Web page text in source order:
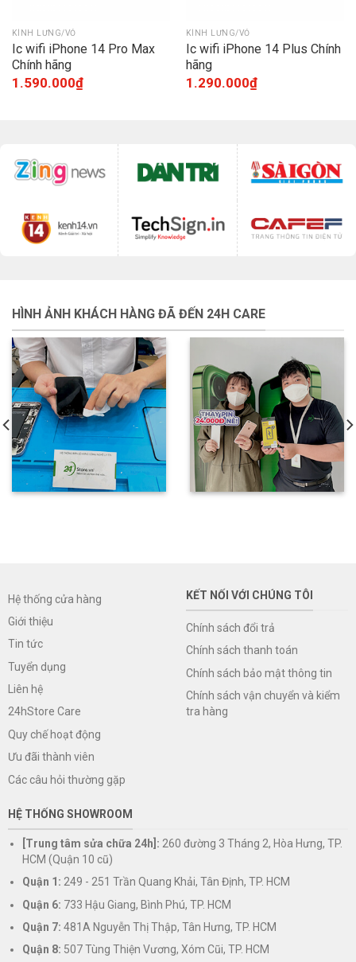
KÍNH LƯNG/VỎ
Ic wifi iPhone 14 Pro Max
Chính hãng
1.590.000₫
KÍNH LƯNG/VỎ
Ic wifi iPhone 14 Plus Chính
hãng
1.290.000₫
HÌNH ẢNH KHÁCH HÀNG ĐÃ ĐẾN 24H CARE
Hệ thống cửa hàng
Giới thiệu
Tin tức
Tuyển dụng
Liên hệ
24hStore Care
Quy chế hoạt động
Ưu đãi thành viên
Các câu hỏi thường gặp
KẾT NỐI VỚI CHÚNG TÔI
Chính sách đổi trả
Chính sách thanh toán
Chính sách bảo mật thông tin
Chính sách vận chuyển và kiểm
tra hàng
HỆ THỐNG SHOWROOM
[Trung tâm sửa chữa 24h]: 260 đường 3 Tháng 2, Hòa Hưng, TP.
HCM (Quận 10 cũ)
Quận 1: 249 - 251 Trần Quang Khải, Tân Định, TP. HCM
Quận 6: 733 Hậu Giang, Bình Phú, TP. HCM
Quận 7: 481A Nguyễn Thị Thập, Tân Hưng, TP. HCM
Quận 8: 507 Tùng Thiện Vương, Xóm Cũi, TP. HCM